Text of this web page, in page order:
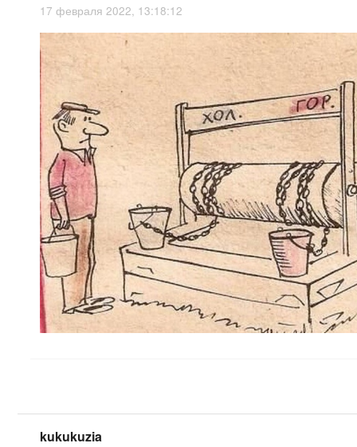
17 февраля 2022, 13:18:12
kukukuzia